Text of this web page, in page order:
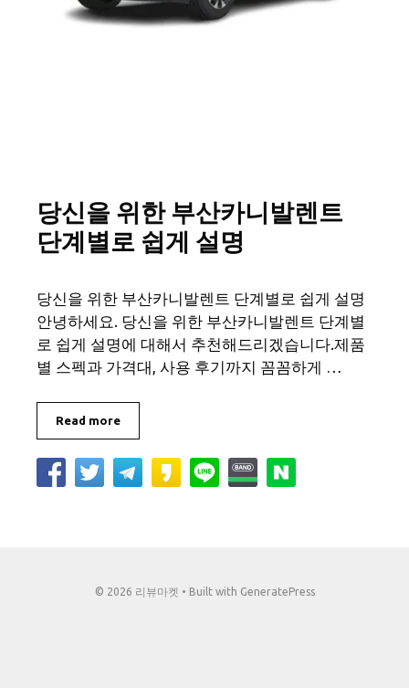
당신을 위한 부산카니발렌트
단계별로 쉽게 설명
당신을 위한 부산카니발렌트 단계별로 쉽게 설명
안녕하세요. 당신을 위한 부산카니발렌트 단계별
로 쉽게 설명에 대해서 추천해드리겠습니다.제품
별 스펙과 가격대, 사용 후기까지 꼼꼼하게 …
Read more
© 2026 리뷰마켓 • Built with GeneratePress